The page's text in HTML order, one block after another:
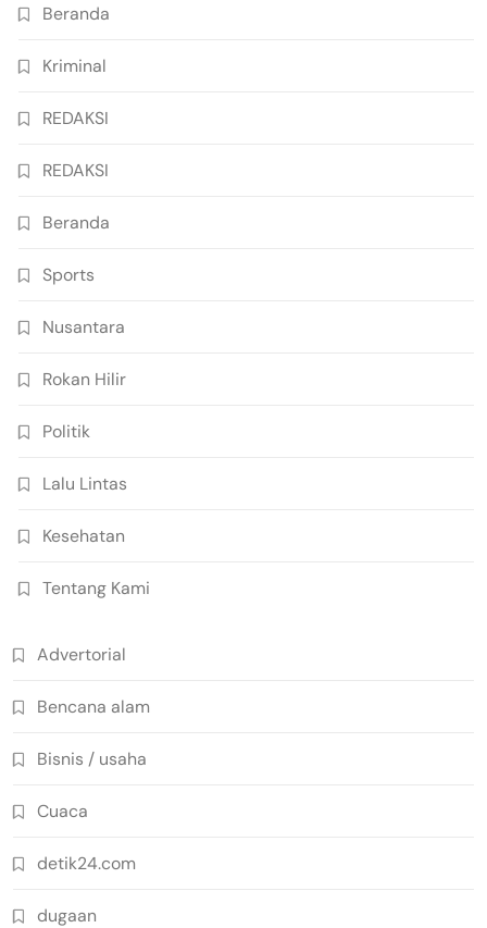
Beranda
Kriminal
REDAKSI
REDAKSI
Beranda
Sports
Nusantara
Rokan Hilir
Politik
Lalu Lintas
Kesehatan
Tentang Kami
Advertorial
Bencana alam
Bisnis / usaha
Cuaca
detik24.com
dugaan